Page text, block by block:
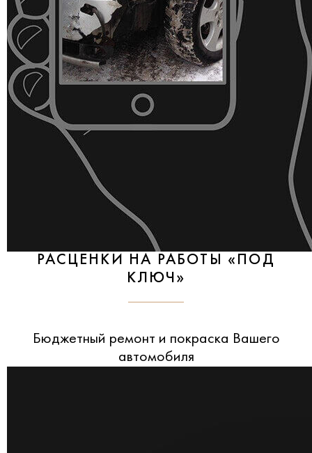
РАСЦЕНКИ НА РАБОТЫ «ПОД
КЛЮЧ»
Бюджетный ремонт и покраска Вашего
автомобиля